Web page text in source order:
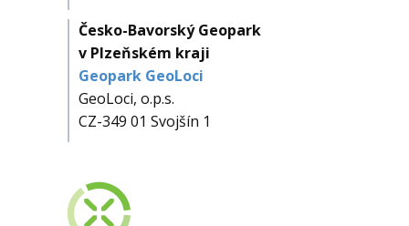
Česko-Bavorský Geopark
v Plzeňském kraji
Geopark GeoLoci
GeoLoci, o.p.s.
CZ-349 01 Svojšín 1